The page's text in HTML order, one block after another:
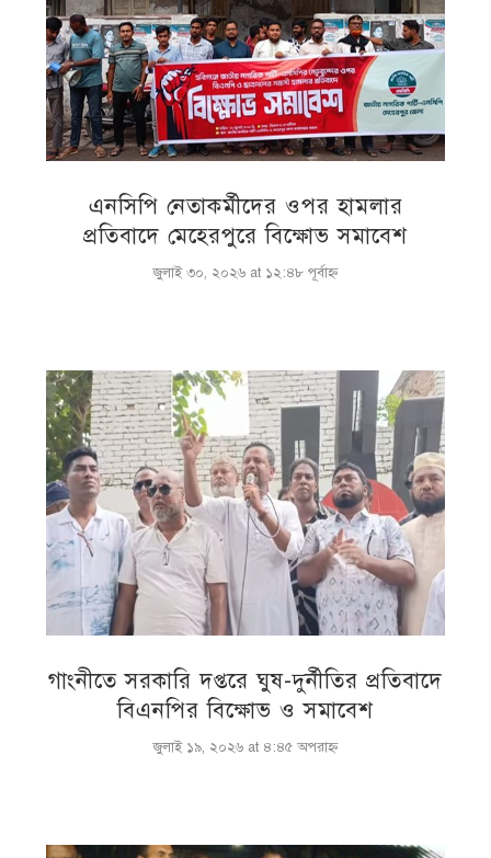
এনসিপি নেতাকর্মীদের ওপর হামলার
প্রতিবাদে মেহেরপুরে বিক্ষোভ সমাবেশ
জুলাই ৩০, ২০২৬ at ১২:৪৮ পূর্বাহ্ণ
গাংনীতে সরকারি দপ্তরে ঘুষ-দুর্নীতির প্রতিবাদে
বিএনপির বিক্ষোভ ও সমাবেশ
জুলাই ১৯, ২০২৬ at ৪:৪৫ অপরাহ্ণ